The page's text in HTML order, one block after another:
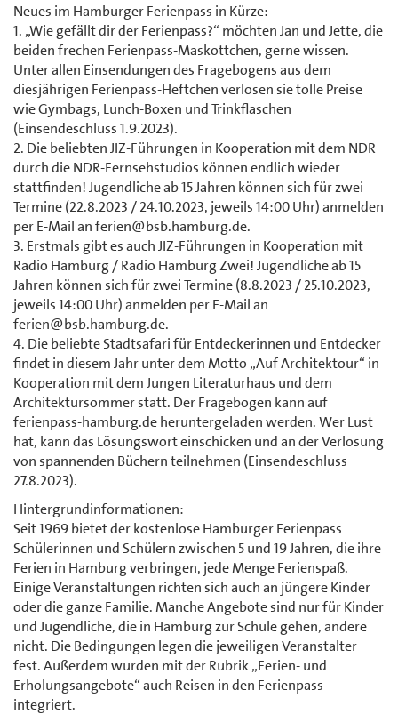
Neues im Hamburger Ferienpass in Kürze:
1. „Wie gefällt dir der Ferienpass?“ möchten Jan und Jette, die
beiden frechen Ferienpass-Maskottchen, gerne wissen.
Unter allen Einsendungen des Fragebogens aus dem
diesjährigen Ferienpass-Heftchen verlosen sie tolle Preise
wie Gymbags, Lunch-Boxen und Trinkflaschen
(Einsendeschluss 1.9.2023).
2. Die beliebten JIZ-Führungen in Kooperation mit dem NDR
durch die NDR-Fernsehstudios können endlich wieder
stattfinden! Jugendliche ab 15 Jahren können sich für zwei
Termine (22.8.2023 / 24.10.2023, jeweils 14:00 Uhr) anmelden
per E-Mail an ferien@bsb.hamburg.de.
3. Erstmals gibt es auch JIZ-Führungen in Kooperation mit
Radio Hamburg / Radio Hamburg Zwei! Jugendliche ab 15
Jahren können sich für zwei Termine (8.8.2023 / 25.10.2023,
jeweils 14:00 Uhr) anmelden per E-Mail an
ferien@bsb.hamburg.de.
4. Die beliebte Stadtsafari für Entdeckerinnen und Entdecker
findet in diesem Jahr unter dem Motto „Auf Architektour“ in
Kooperation mit dem Jungen Literaturhaus und dem
Architektursommer statt. Der Fragebogen kann auf
ferienpass-hamburg.de heruntergeladen werden. Wer Lust
hat, kann das Lösungswort einschicken und an der Verlosung
von spannenden Büchern teilnehmen (Einsendeschluss
27.8.2023).
Hintergrundinformationen:
Seit 1969 bietet der kostenlose Hamburger Ferienpass
Schülerinnen und Schülern zwischen 5 und 19 Jahren, die ihre
Ferien in Hamburg verbringen, jede Menge Ferienspaß.
Einige Veranstaltungen richten sich auch an jüngere Kinder
oder die ganze Familie. Manche Angebote sind nur für Kinder
und Jugendliche, die in Hamburg zur Schule gehen, andere
nicht. Die Bedingungen legen die jeweiligen Veranstalter
fest. Außerdem wurden mit der Rubrik „Ferien- und
Erholungsangebote“ auch Reisen in den Ferienpass
integriert.